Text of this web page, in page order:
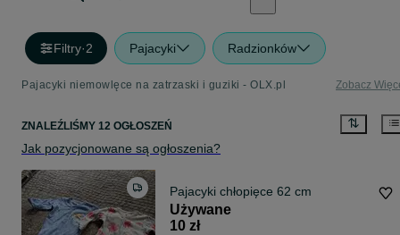
Filtry·2 Pajacyki Radzionków
Pajacyki niemowlęce na zatrzaski i guziki - OLX.pl Zobacz
ZNALEŹLIŚMY 12 OGŁOSZEŃ
Jak pozycjonowane są ogłoszenia?
Pajacyki chłopięce 62 cm
Używane
10 zł